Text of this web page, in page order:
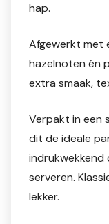
hap.
Afgewerkt met
hazelnoten én
extra smaak,
Verpakt in een
dit de ideale
serveren.
lekker.